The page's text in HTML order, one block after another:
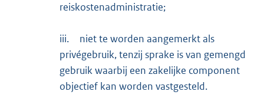
reiskostenadministratie;
iii.
niet te worden aangemerkt als
privégebruik, tenzij sprake is van gemengd
gebruik waarbij een zakelijke component
objectief kan worden vastgesteld.